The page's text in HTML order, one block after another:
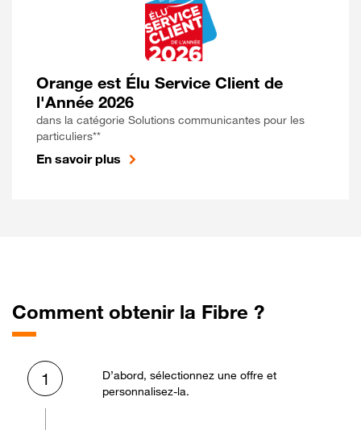
Orange est Élu Service Client de
l'Année 2026
dans la catégorie Solutions communicantes pour les
particuliers**
En savoir plus
Comment obtenir la Fibre ?
1
D’abord, sélectionnez une offre et
personnalisez-la.